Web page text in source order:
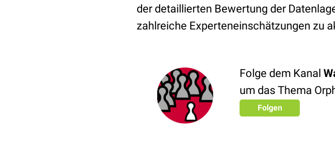
der detaillierten Bewertung der
zahlreiche Experteneinschätzungen zu
Folge dem Kanal
um das Thema
Folgen